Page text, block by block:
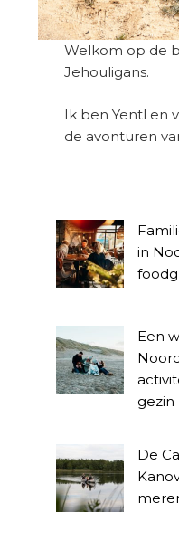
Welkom op de
Jehouligans.
Ik ben Yentl en
de avonturen
in
Een
gezin
De